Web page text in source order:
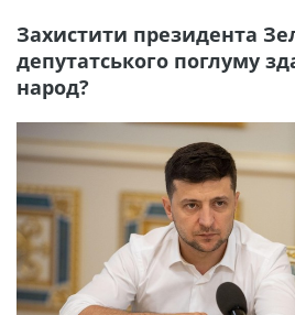
Захистити президента
депутатського поглуму
народ?